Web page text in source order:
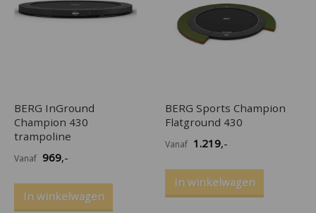
BERG InGround
Champion 430
trampoline
Vanaf 969,-
In winkelwagen
BERG Sports Champion
Flatground 430
Vanaf 1.219,-
In winkelwagen